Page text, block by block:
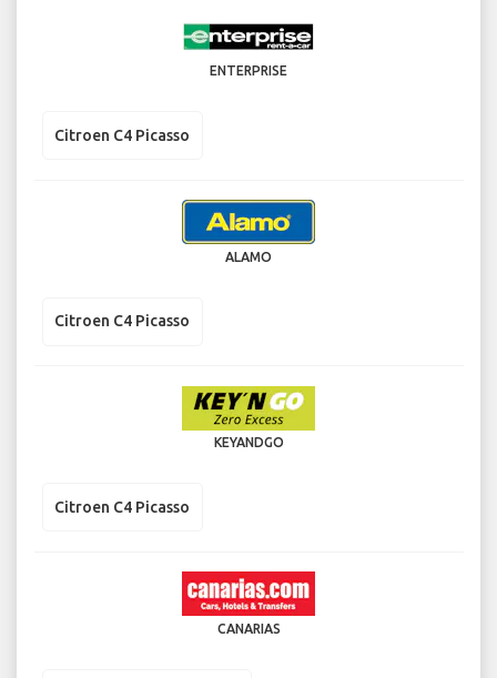
ENTERPRISE
Citroen C4 Picasso
ALAMO
Citroen C4 Picasso
KEYANDGO
Citroen C4 Picasso
CANARIAS